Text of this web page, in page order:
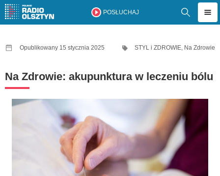
POSŁUCHAJ
Opublikowany 15 stycznia 2025 STYL i ZDROWIE, Na Zdrowie
Na Zdrowie: akupunktura w leczeniu bólu